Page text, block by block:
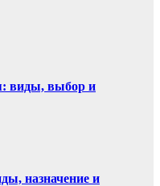
виды, выбор и
назначение и